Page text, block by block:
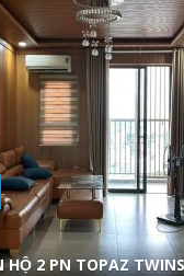
HỘ 2 PN TOPAZ